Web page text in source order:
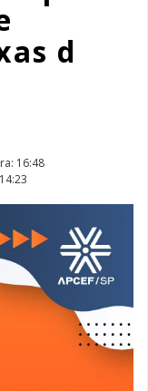
d
16:48